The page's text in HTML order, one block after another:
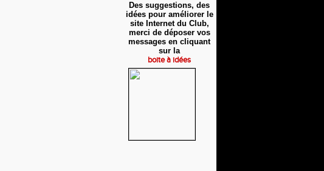
Des suggestions, des
idées pour améliorer le
site Internet du Club,
merci de déposer vos
messages en cliquant
sur la
boite à idées